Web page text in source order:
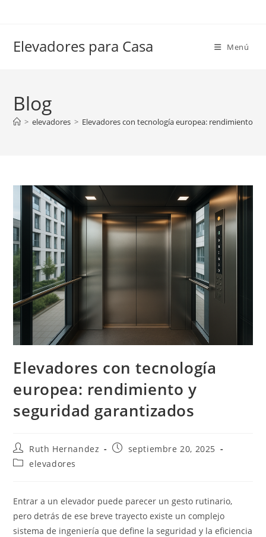
Elevadores para Casa Menú
Blog
> elevadores > Elevadores con tecnología europea: rendimiento y
Elevadores con tecnología
europea: rendimiento y
seguridad garantizados
Autor
de
la
Ruth Hernandez
Publicación
septiembre 20, 2025
Categoría
entrada:
elevadores
Entrar a un elevador puede parecer un gesto rutinario,
pero detrás de ese breve trayecto existe un complejo
sistema de ingeniería que define la seguridad y la eficiencia